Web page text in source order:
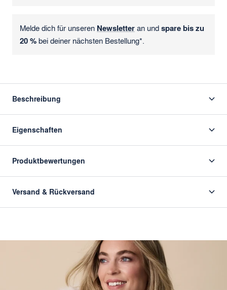
Melde dich für unseren Newsletteran undspare bis zu
20 %bei deiner nächsten Bestellung*.
Beschreibung
Eigenschaften
Produktbewertungen
Versand & Rückversand